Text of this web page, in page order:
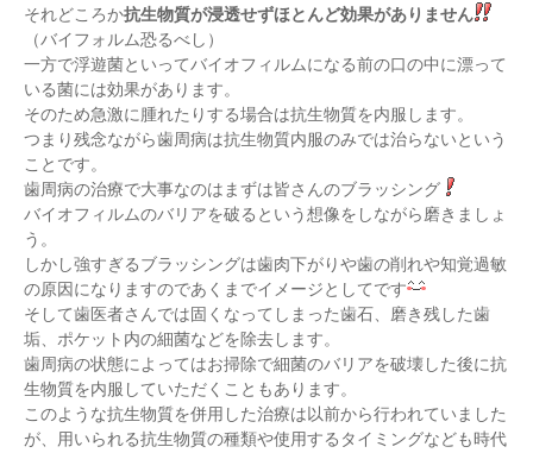
それどころか抗生物質が浸透せずほとんど効果がありません
（バイフォルム恐るべし）
一方で浮遊菌といってバイオフィルムになる前の口の中に漂って
いる菌には効果があります。
そのため急激に腫れたりする場合は抗生物質を内服します。
つまり残念ながら歯周病は抗生物質内服のみでは治らないという
ことです。
歯周病の治療で大事なのはまずは皆さんのブラッシング
バイオフィルムのバリアを破るという想像をしながら磨きましょ
う。
しかし強すぎるブラッシングは歯肉下がりや歯の削れや知覚過敏
の原因になりますのであくまでイメージとしてです
そして歯医者さんでは固くなってしまった歯石、磨き残した歯
垢、ポケット内の細菌などを除去します。
歯周病の状態によってはお掃除で細菌のバリアを破壊した後に抗
生物質を内服していただくこともあります。
このような抗生物質を併用した治療は以前から行われていました
が、用いられる抗生物質の種類や使用するタイミングなども時代